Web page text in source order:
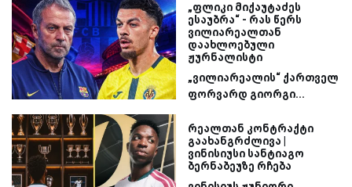
„ფლიკი მიქაუტაძეს
ესაუბრა“ - რას წერს
ვილიარეალთან
დაახლოებული
ჟურნალისტი
„ვილიარეალის“ ქართველ
ფორვარდ გიორგი...
რეალთან კონტრაქტი
გაახანგრძლივა |
ვინისიუსი სანტიაგო
ბერნაბეუზე რჩება